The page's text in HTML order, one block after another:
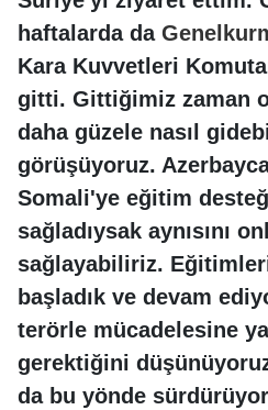
haftalarda da
Kara Kuvvetleri
gitti. Gittiğimiz zaman
daha güzele nasıl
görüşüyoruz.
Somali'ye eğitim
sağladıysak aynısını
sağlayabiliriz.
başladık ve devam
terörle mücadelesine
gerektiğini düşünüyoruz
da bu yönde